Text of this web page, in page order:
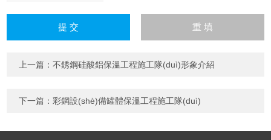
拉伯?dāng)?shù)字），
上一篇：不銹鋼硅酸鋁保溫工程施工隊(duì)形象介紹
下一篇：彩鋼設(shè)備罐體保溫工程施工隊(duì)